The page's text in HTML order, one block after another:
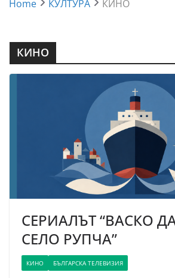
Home КУЛТУРА КИНО
КИНО
СЕРИАЛЪТ “ВАСКО
СЕЛО РУПЧА”
КИНО БЪЛГАРСКА ТЕЛЕВИЗИЯ